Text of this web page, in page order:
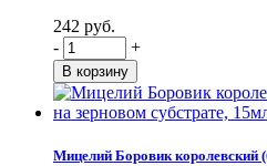
242 руб.
-
+
Мицелий Боровик королевский